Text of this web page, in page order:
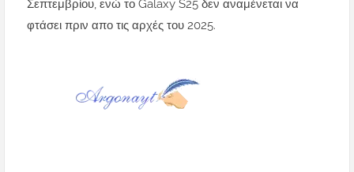
Σεπτεμβρίου, ενώ το Galaxy S25 δεν αναμένεται να
φτάσει πριν απο τις αρχές του 2025.